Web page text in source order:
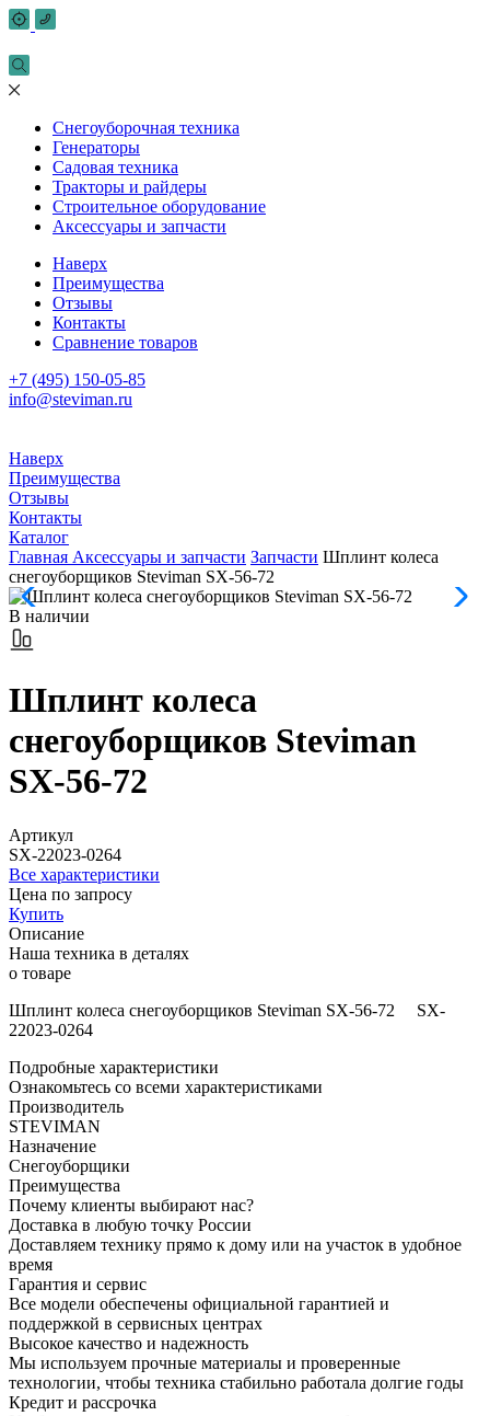
Снегоуборочная техника
Генераторы
Садовая техника
Тракторы и райдеры
Строительное оборудование
Аксессуары и запчасти
Наверх
Преимущества
Отзывы
Контакты
Сравнение товаров
+7 (495) 150-05-85
info@steviman.ru
Наверх
Преимущества
Отзывы
Контакты
Каталог
Главная Аксессуары и запчасти Запчасти Шплинт колеса
снегоуборщиков Steviman SX-56-72
В наличии
Шплинт колеса
снегоуборщиков Steviman
SX-56-72
Артикул
SX-22023-0264
Все характеристики
Цена по запросу
Купить
Описание
Наша техника в деталях
о товаре
Шплинт колеса снегоуборщиков Steviman SX-56-72 SX-
22023-0264
Подробные характеристики
Ознакомьтесь со всеми характеристиками
Производитель
STEVIMAN
Назначение
Снегоуборщики
Преимущества
Почему клиенты выбирают нас?
Доставка в любую точку России
Доставляем технику прямо к дому или на участок в удобное
время
Гарантия и сервис
Все модели обеспечены официальной гарантией и
поддержкой в сервисных центрах
Высокое качество и надежность
Мы используем прочные материалы и проверенные
технологии, чтобы техника стабильно работала долгие годы
Кредит и рассрочка